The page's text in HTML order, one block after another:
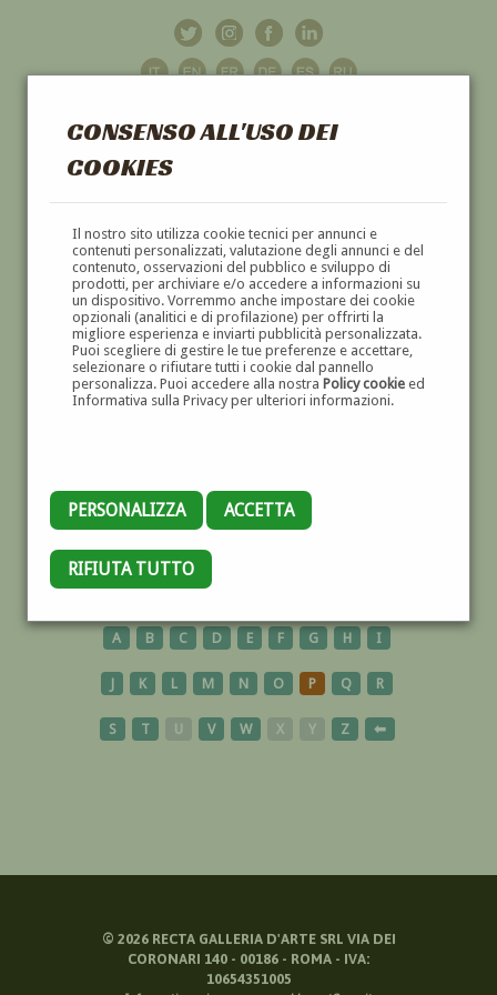
CONSENSO ALL'USO DEI
COOKIES
Il nostro sito utilizza cookie tecnici per annunci e
contenuti personalizzati, valutazione degli annunci e del
contenuto, osservazioni del pubblico e sviluppo di
prodotti, per archiviare e/o accedere a informazioni su
un dispositivo. Vorremmo anche impostare dei cookie
opzionali (analitici e di profilazione) per offrirti la
migliore esperienza e inviarti pubblicità personalizzata.
Puoi scegliere di gestire le tue preferenze e accettare,
selezionare o rifiutare tutti i cookie dal pannello
personalizza. Puoi accedere alla nostra Policy cookieed
Informativa sulla Privacy per ulteriori informazioni.
PERSONALIZZA ACCETTA
RIFIUTA TUTTO
GALLERIAD'ARTE
DIPINTI E SCULTURE '800 E '900
LAGO
A B C D E F G H I
J K L M N O P Q R
S T U V W X Y Z ⬅
© 2026RECTA GALLERIA D'ARTE SRL VIA DEI
CORONARI 140 - 00186 - ROMA - IVA:
10654351005